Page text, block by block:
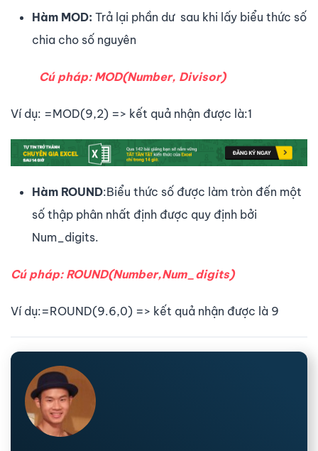
Hàm MOD: Trả lại phần dư sau khi lấy biểu thức số
chia cho số nguyên
Cú pháp: MOD(Number, Divisor)
Ví dụ: =MOD(9,2) => kết quả nhận được là:1
Hàm ROUND:Biểu thức số được làm tròn đến một
số thập phân nhất định được quy định bởi
Num_digits.
Cú pháp: ROUND(Number,Num_digits)
Ví dụ:=ROUND(9.6,0) => kết quả nhận được là 9